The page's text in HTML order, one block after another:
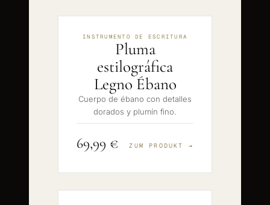
INSTRUMENTO DE ESCRITURA
Pluma
estilográfica
Legno Ébano
Cuerpo de ébano con detalles
dorados y plumín fino.
69,99 € ZUM PRODUKT →